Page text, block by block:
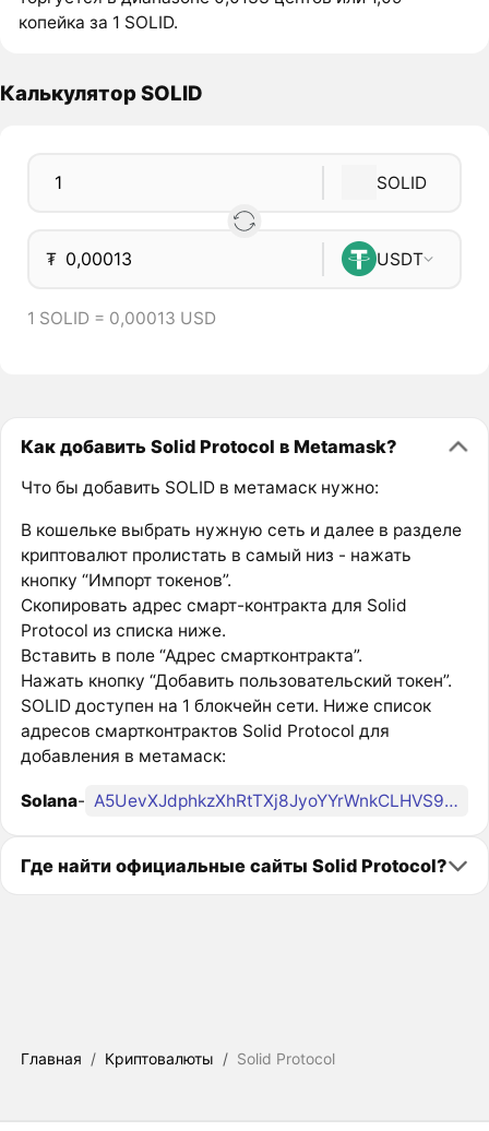
копейка за 1 SOLID.
Калькулятор SOLID
SOLID
₮ USDT
1 SOLID = 0,00013 USD
Как добавить Solid Protocol в Metamask?
Что бы добавить SOLID в метамаск нужно:
В кошельке выбрать нужную сеть и далее в разделе
криптовалют пролистать в самый низ - нажать
кнопку “Импорт токенов”.
Скопировать адрес смарт-контракта для Solid
Protocol из списка ниже.
Вставить в поле “Адрес смартконтракта”.
Нажать кнопку “Добавить пользовательский токен”.
SOLID доступен на 1 блокчейн сети. Ниже список
адресов смартконтрактов Solid Protocol для
добавления в метамаск:
Solana- A5UevXJdphkzXhRtTXj8JyoYYrWnkCLHVS986JHtRLyj
Где найти официальные сайты Solid Protocol?
Главная / Криптовалюты / Solid Protocol